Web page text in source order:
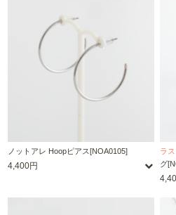
ノットアレ Hoopピアス[NOA0105]
4,400円
ラ
グ